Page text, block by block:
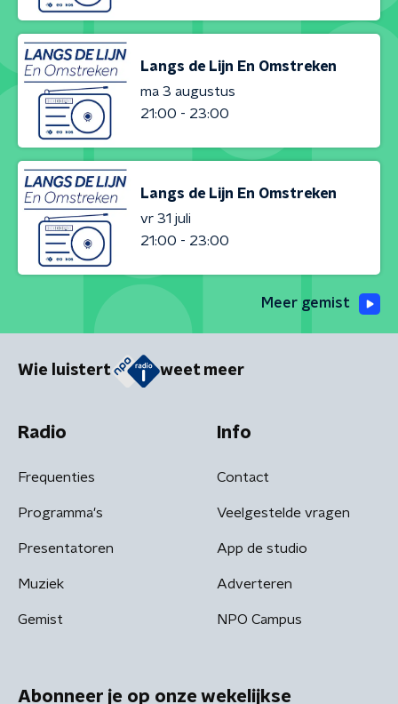
Langs de Lijn En Omstreken
ma 3 augustus
21:00 - 23:00
Langs de Lijn En Omstreken
vr 31 juli
21:00 - 23:00
Meer gemist
Wie luistert weet meer
Radio
Frequenties
Programma's
Presentatoren
Muziek
Gemist
Info
Contact
Veelgestelde vragen
App de studio
Adverteren
NPO Campus
Abonneer je op onze wekelijkse